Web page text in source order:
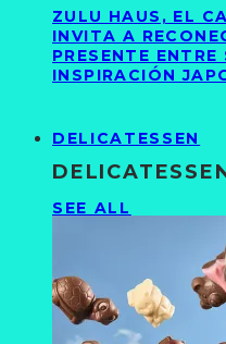
ZULU HAUS, EL
INVITA A
PRESENTE
INSPIRACIÓN
DELICATESSEN
SEE ALL